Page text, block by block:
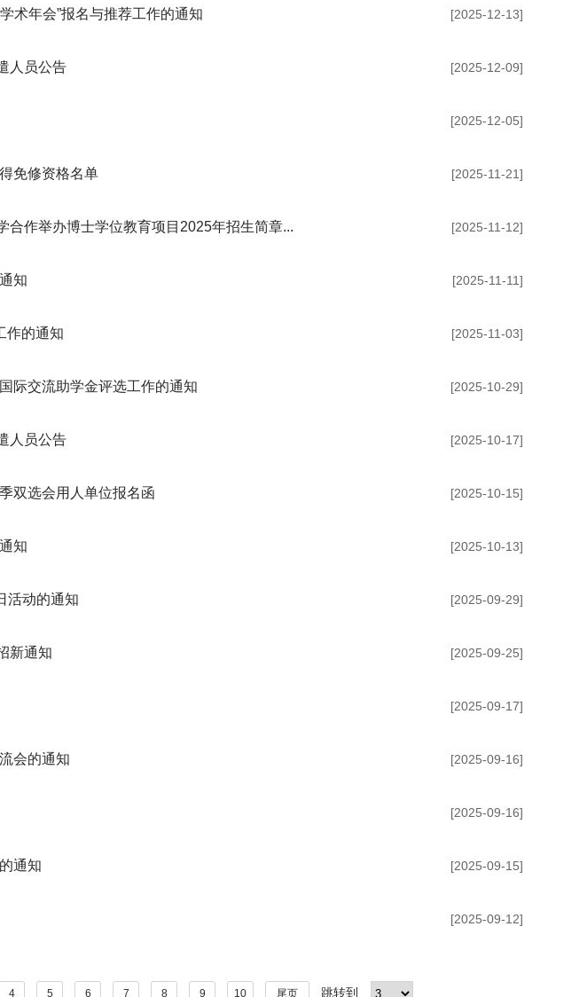
[2025-12-13]
术年会”报名与推荐工作的通知
[2025-12-09]
人员公告
[2025-12-05]
[2025-11-21]
免修资格名单
[2025-11-12]
合作举办博士学位教育项目2025年招生简章...
[2025-11-11]
知
[2025-11-03]
作的通知
[2025-10-29]
际交流助学金评选工作的通知
[2025-10-17]
人员公告
[2025-10-15]
双选会用人单位报名函
[2025-10-13]
知
[2025-09-29]
活动的通知
[2025-09-25]
新通知
[2025-09-17]
[2025-09-16]
会的通知
[2025-09-16]
[2025-09-15]
通知
[2025-09-12]
4 5 6 7 8 9 10 尾页 跳转到